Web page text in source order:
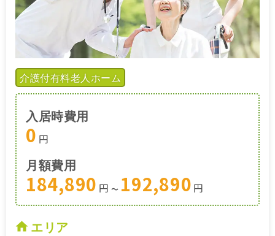
介護付有料老人ホーム
入居時費用
0 円
月額費用
184,890 円 〜 192,890 円
エリア